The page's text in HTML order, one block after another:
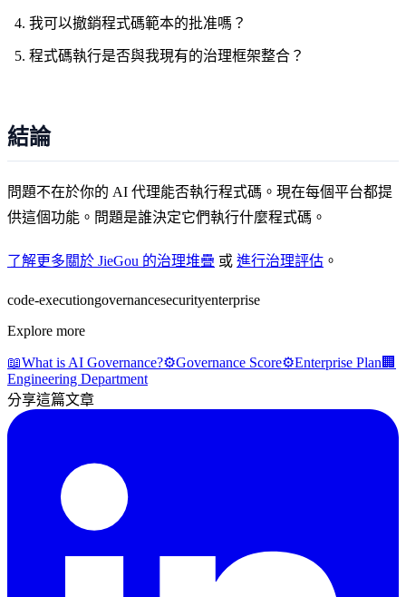
我可以撤銷程式碼範本的批准嗎？
程式碼執行是否與我現有的治理框架整合？
結論
問題不在於你的 AI 代理能否執行程式碼。現在每個平台都提
供這個功能。問題是誰決定它們執行什麼程式碼。
了解更多關於 JieGou 的治理堆疊 或 進行治理評估 。
code-executiongovernancesecurityenterprise
Explore more
📖What is AI Governance?⚙️Governance Score⚙️Enterprise Plan 🏢
Engineering Department
分享這篇文章